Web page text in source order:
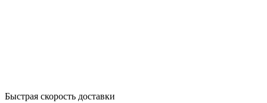
Быстрая скорость доставки